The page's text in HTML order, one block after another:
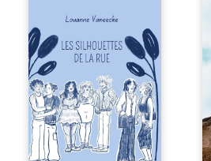
la rue donne la
parole à six
personnages
ordinaires,
traversés par des
pensées, des
émotions et des
silences qui
pourraient
appartenir à
chacun de nous. À